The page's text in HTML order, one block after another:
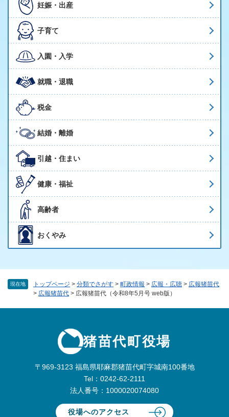
現在地 トップページ > 分類でさがす > 町政情報 > 広報・広聴 > 広報猪苗代
> 広報猪苗代 > 広報猪苗代（令和8年5月号 web版）
妊娠・出産
子育て
入園・入学
就職・退職
税金
結婚・離婚
引越・住まい
健康・福祉
高齢者
おくやみ
猪苗代町役場
〒969-3123 福島県耶麻郡猪苗代町字城南100番地
Tel：0242-62-2111
法人番号：1000020074080
役場へのアクセス